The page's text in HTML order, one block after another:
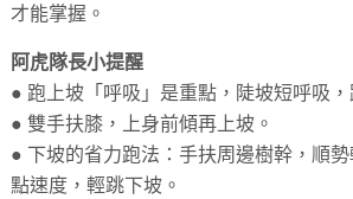
才能掌握。
阿虎隊長小提醒
● 跑上坡「呼吸」是重點，陡坡短呼吸，
● 雙手扶膝，上身前傾再上坡。
● 下坡的省力跑法：手扶周邊樹幹，順
點速度，輕跳下坡。